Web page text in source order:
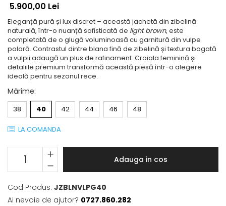
5.900,00 Lei
Eleganță pură și lux discret – această jachetă din zibelină
naturală, într-o nuanță sofisticată de light brown, este
completată de o glugă voluminoasă cu garnitură din vulpe
polară. Contrastul dintre blana fină de zibelină și textura bogată
a vulpii adaugă un plus de rafinament. Croiala feminină și
detaliile premium transformă această piesă într-o alegere
ideală pentru sezonul rece.
Mărime:
38 40 42 44 46 48
LA COMANDA
Adauga in cos
Cod Produs: JZBLNVLPG40
Ai nevoie de ajutor? 0727.860.282